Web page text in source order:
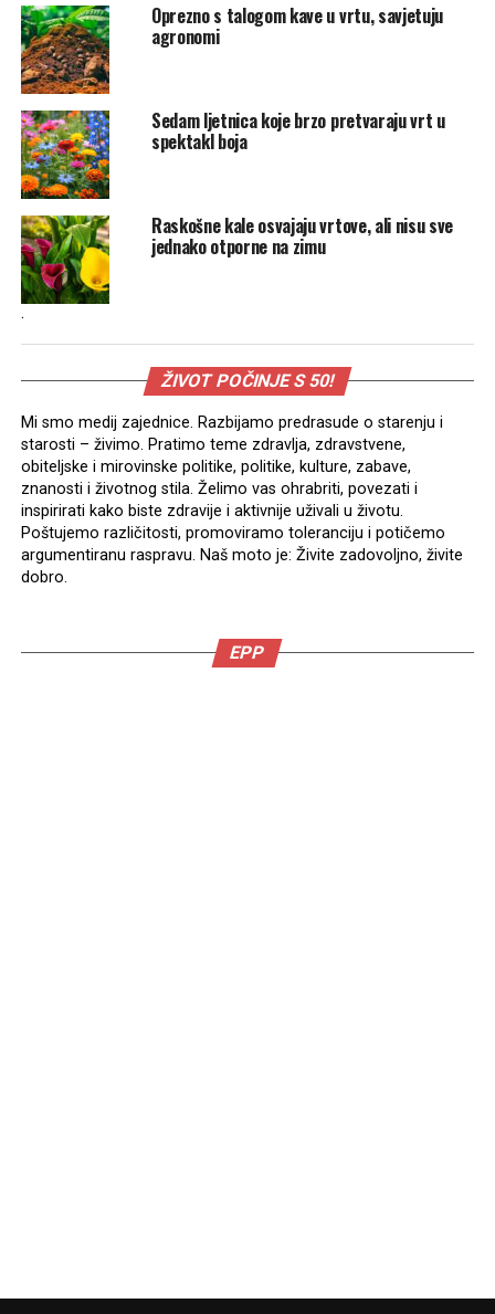
Oprezno s talogom kave u vrtu, savjetuju
agronomi
Sedam ljetnica koje brzo pretvaraju vrt u
spektakl boja
Raskošne kale osvajaju vrtove, ali nisu sve
jednako otporne na zimu
.
ŽIVOT POČINJE S 50!
Mi smo medij zajednice. Razbijamo predrasude o starenju i
starosti – živimo. Pratimo teme zdravlja, zdravstvene,
obiteljske i mirovinske politike, politike, kulture, zabave,
znanosti i životnog stila. Želimo vas ohrabriti, povezati i
inspirirati kako biste zdravije i aktivnije uživali u životu.
Poštujemo različitosti, promoviramo toleranciju i potičemo
argumentiranu raspravu. Naš moto je: Živite zadovoljno, živite
dobro.
EPP